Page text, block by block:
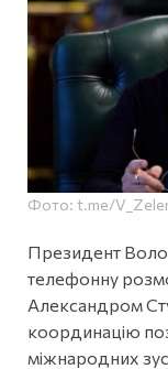
Фото: t.me/
Президент
телефонну
Александром
координацію
міжнародних